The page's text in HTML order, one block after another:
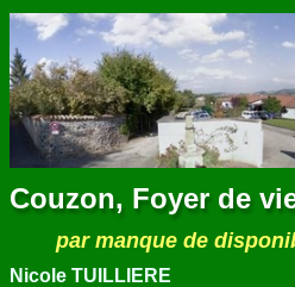
Couzon, Foyer de
par manque de
Nicole TUILLIERE